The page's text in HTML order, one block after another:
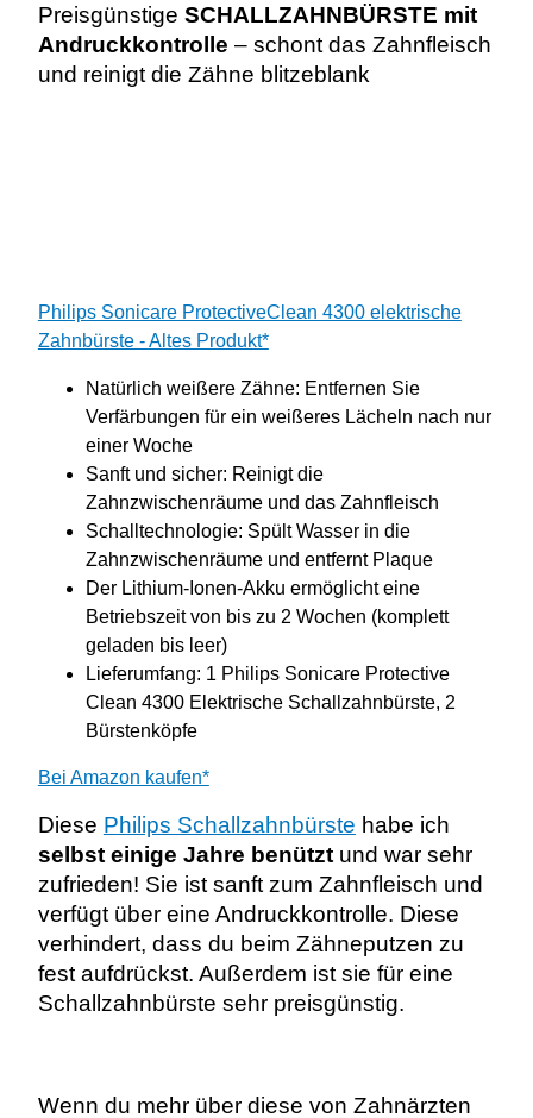
Preisgünstige SCHALLZAHNBÜRSTE mit
Andruckkontrolle – schont das Zahnfleisch
und reinigt die Zähne blitzeblank
Philips Sonicare ProtectiveClean 4300 elektrische
Zahnbürste - Altes Produkt*
Natürlich weißere Zähne: Entfernen Sie
Verfärbungen für ein weißeres Lächeln nach nur
einer Woche
Sanft und sicher: Reinigt die
Zahnzwischenräume und das Zahnfleisch
Schalltechnologie: Spült Wasser in die
Zahnzwischenräume und entfernt Plaque
Der Lithium-Ionen-Akku ermöglicht eine
Betriebszeit von bis zu 2 Wochen (komplett
geladen bis leer)
Lieferumfang: 1 Philips Sonicare Protective
Clean 4300 Elektrische Schallzahnbürste, 2
Bürstenköpfe
Bei Amazon kaufen*
Diese Philips Schallzahnbürste habe ich
selbst einige Jahre benütztund war sehr
zufrieden! Sie ist sanft zum Zahnfleisch und
verfügt über eine Andruckkontrolle. Diese
verhindert, dass du beim Zähneputzen zu
fest aufdrückst. Außerdem ist sie für eine
Schallzahnbürste sehr preisgünstig.
Wenn du mehr über diese von Zahnärzten